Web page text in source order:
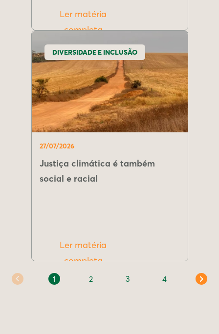
Ler matéria
completa
DIVERSIDADE E INCLUSÃO
27/07/2026
Justiça climática é também
social e racial
Ler matéria
completa
1 2 3 4